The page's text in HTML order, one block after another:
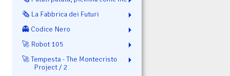
🗞️ La Fabbrica dei Futuri
👻 Codice Nero
🚀 Robot 105
🚀 Tempesta - The Montecristo
Project / 2